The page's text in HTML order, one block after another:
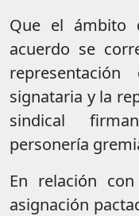
Que el ámbito
acuerdo se
signataria y la
sindical
personería
En relación
asignación